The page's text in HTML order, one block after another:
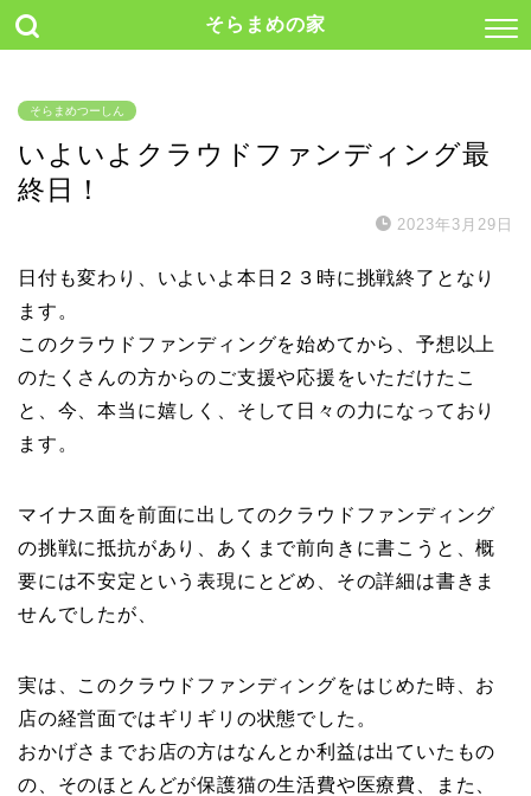
そらまめの家
そらまめつーしん
いよいよクラウドファンディング最
終日！
2023年3月29日
日付も変わり、いよいよ本日２３時に挑戦終了となり
ます。
このクラウドファンディングを始めてから、予想以上
のたくさんの方からのご支援や応援をいただけたこ
と、今、本当に嬉しく、そして日々の力になっており
ます。
マイナス面を前面に出してのクラウドファンディング
の挑戦に抵抗があり、あくまで前向きに書こうと、概
要には不安定という表現にとどめ、その詳細は書きま
せんでしたが、
実は、このクラウドファンディングをはじめた時、お
店の経営面ではギリギリの状態でした。
おかげさまでお店の方はなんとか利益は出ていたもの
の、そのほとんどが保護猫の生活費や医療費、また、